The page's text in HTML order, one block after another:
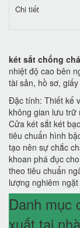
Chi tiết
két sắt chống
nhiệt độ cao bên
tài sản, hồ sơ,
Đặc tính: Thiết kế
không gian lưu trữ
Cửa két sắt két
tiêu chuẩn hình
tạo nên sự chắc
khoan phá đục
theo tiêu chuẩn
lượng nghiêm
Danh mục
xuất tại